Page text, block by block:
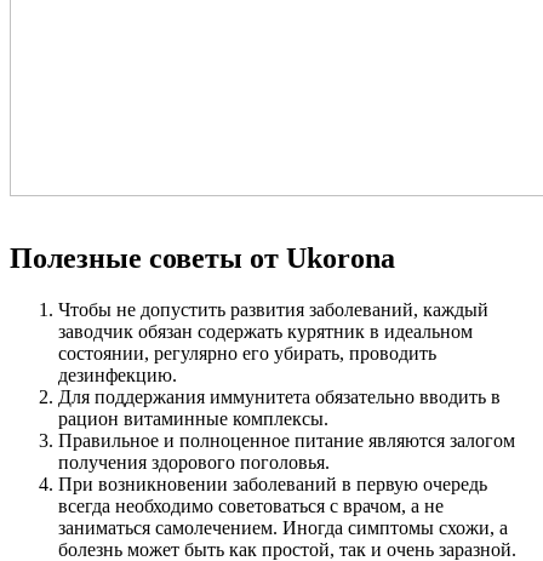
Полезные советы от Ukorona
Чтобы не допустить развития заболеваний, каждый
заводчик обязан содержать курятник в идеальном
состоянии, регулярно его убирать, проводить
дезинфекцию.
Для поддержания иммунитета обязательно вводить в
рацион витаминные комплексы.
Правильное и полноценное питание являются залогом
получения здорового поголовья.
При возникновении заболеваний в первую очередь
всегда необходимо советоваться с врачом, а не
заниматься самолечением. Иногда симптомы схожи, а
болезнь может быть как простой, так и очень заразной.